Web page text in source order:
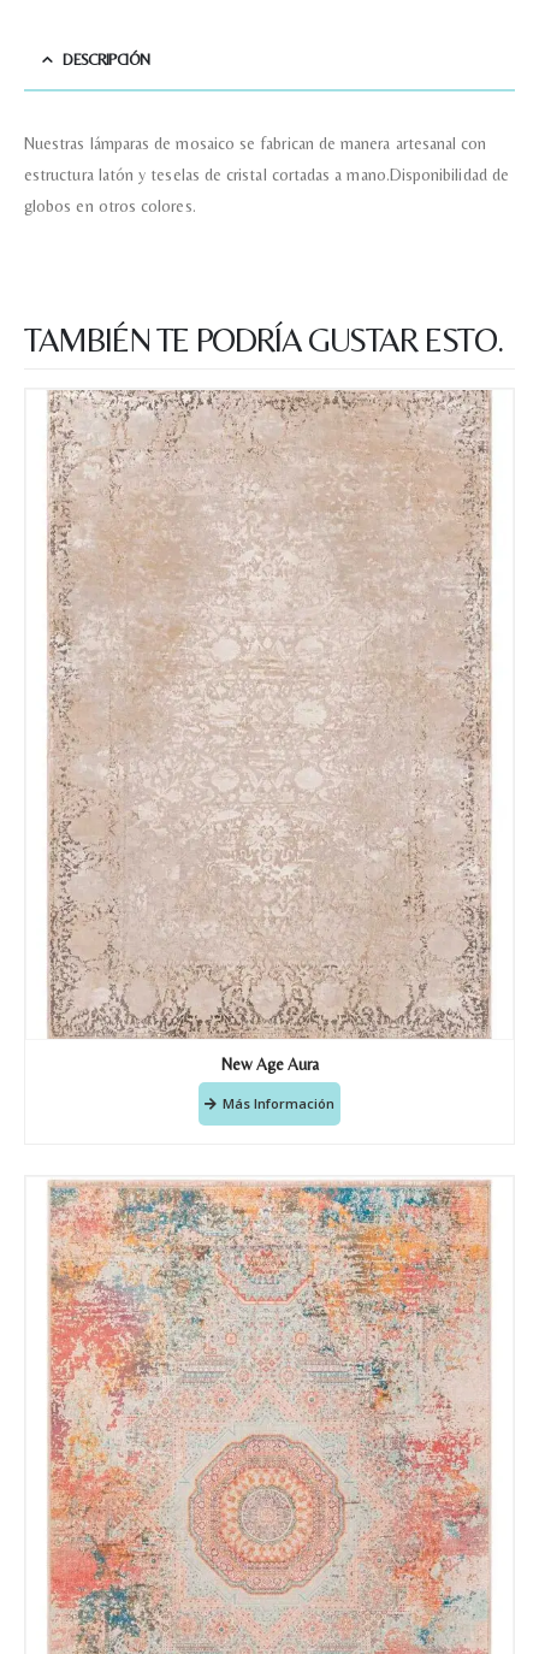
DESCRIPCIÓN
Nuestras lámparas de mosaico se fabrican de manera artesanal con
estructura latón y teselas de cristal cortadas a mano.Disponibilidad de
globos en otros colores.
TAMBIÉN TE PODRÍA GUSTAR ESTO.
New Age Aura
Más Información
Nombre y apellido*
Teléfono
Correo electronico*
Tu mensaje.
Nombre y Referencia del producto *
Acuerdo RGPD*
Doy mi consentimiento para que
esta web almacene la
información que envío para que
puedan responder a mi petición.
Recibir mi oferta